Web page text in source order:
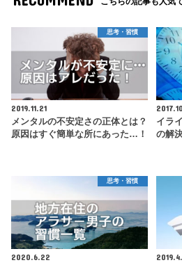
思考・習慣
2019.11.21
メンタルの不安定さの正体とは？
原因はすぐ簡単な所にあった…！
イラ
の解
思考・習慣
2020.6.22